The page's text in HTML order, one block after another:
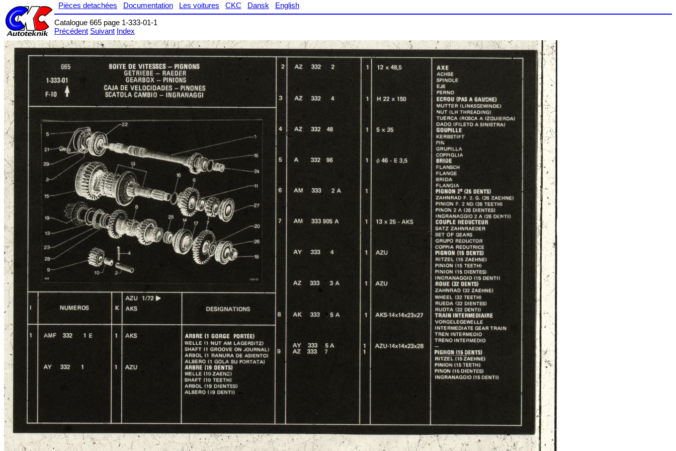
Pièces detachées Documentation Les voitures CKC Dansk
English
Catalogue 665 page 1-333-01-1
Précédent Suivant Index